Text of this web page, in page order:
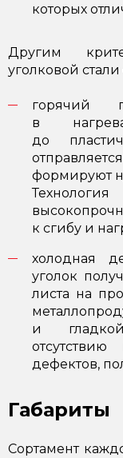
которых
Другим
уголковой
горячий
в
до
формируют
к сгибу и
холодная
уголок
листа на
и
дефектов,
Габариты
Сортамент